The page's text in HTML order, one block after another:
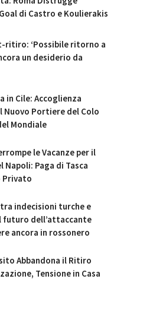
di Castro e Koulierakis
ritiro: ‘Possibile ritorno a
un desiderio da
in Cile: Accoglienza
Nuovo Portiere del Colo
Mondiale
le Vacanze per il
Napoli: Paga di Tasca
Privato
indecisioni turche e
futuro dell’attaccante
ancora in rossonero
Abbandona il Ritiro
Tensione in Casa